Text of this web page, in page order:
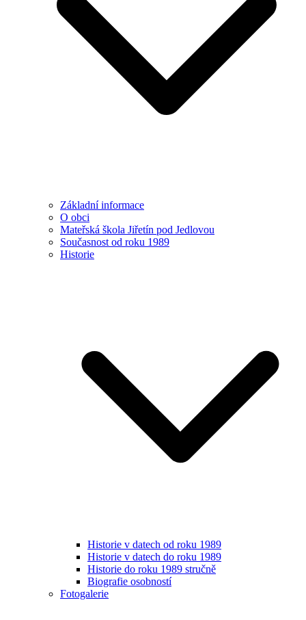
Základní informace
O obci
Mateřská škola Jiřetín pod Jedlovou
Současnost od roku 1989
Historie
Historie v datech od roku 1989
Historie v datech do roku 1989
Historie do roku 1989 stručně
Biografie osobností
Fotogalerie